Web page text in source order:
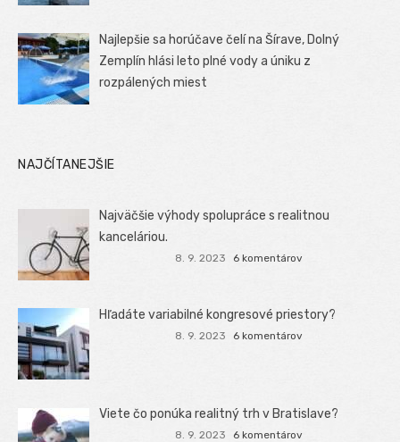
Najlepšie sa horúčave čelí na Šírave, Dolný
Zemplín hlási leto plné vody a úniku z
rozpálených miest
NAJČÍTANEJŠIE
Najväčšie výhody spolupráce s realitnou
kanceláriou.
8. 9. 2023 6 komentárov
Hľadáte variabilné kongresové priestory?
8. 9. 2023 6 komentárov
Viete čo ponúka realitný trh v Bratislave?
8. 9. 2023 6 komentárov